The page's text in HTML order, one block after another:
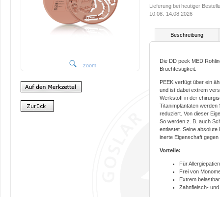
zoom
Lieferung bei heutiger
10.08.-14.08.2026
Beschreibung
Die DD peek MED
Bruchfestigkeit.
PEEK verfügt über ein
und ist dabei extrem
Werkstoff in der
Titanimplantaten
reduziert. Von dieser
So werden z. B. auch
entlastet. Seine
inerte Eigenschaft
Vorteile:
Für
Frei von
Extrem belastbar
Zahnfleisch-